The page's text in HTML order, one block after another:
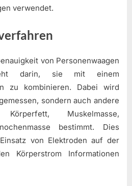
verwendet.
von Personenwaagen
darin, sie mit einem
zu kombinieren. Dabei wird
sondern auch andere
Muskelmasse,
bestimmt. Dies
von Elektroden auf der
Körperstrom Informationen